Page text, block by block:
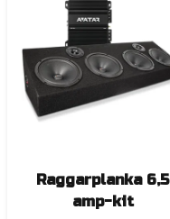
Raggarplanka 6,5
amp-kit